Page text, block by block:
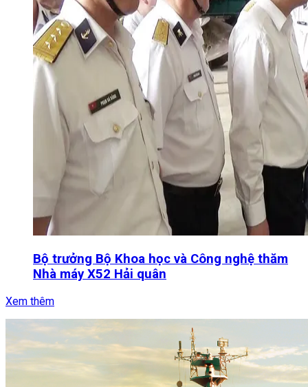
Bộ trưởng Bộ Khoa học và Công nghệ thăm
Nhà máy X52 Hải quân
Xem thêm